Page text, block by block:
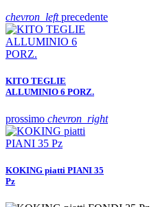
chevron_leftprecedente
KITO TEGLIE
ALLUMINIO 6 PORZ.
prossimo chevron_right
KOKING piatti PIANI 35
Pz